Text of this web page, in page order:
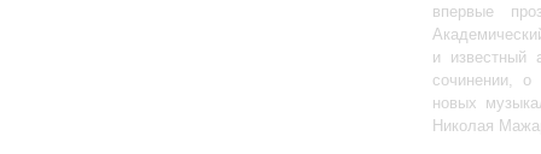
впервые
и известный
сочинении,
новых
Николая